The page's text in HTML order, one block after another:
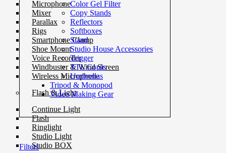
Microphone
Mixer
Parallax
Rigs
Smartphone Clamp
Shoe Mount
Voice Recorder
Windbuster & Wind Screen
Wireless Microphone
Flash & Light
Continue Light
Flash
Ringlight
Studio Light
Studio BOX
Color Gel Filter
Copy Stands
Reflectors
Softboxes
Stand
Studio House Accessories
Trigger
TTL Cords
Umbrellas
Tripod & Monopod
Video Making Gear
Filters